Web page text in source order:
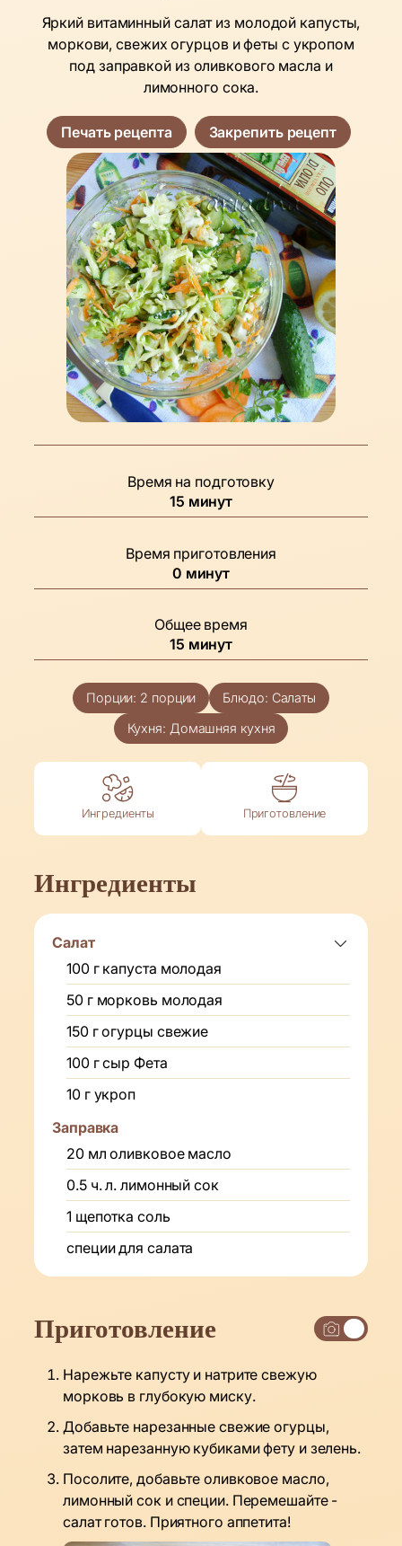
Яркий витаминный салат из молодой капусты,
моркови, свежих огурцов и феты с укропом
под заправкой из оливкового масла и
лимонного сока.
Печать рецепта Закрепить рецепт
Время на подготовку
15минуты
минут
Время приготовления
0минуты
минут
Общее время
15минуты
минут
Порции: 2 порции Блюдо: Салаты
Кухня: Домашняя кухня
Ингредиенты Приготовление
Ингредиенты
Салат
100 г капуста молодая
50 г морковь молодая
150 гогурцы свежие
100 гсыр Фета
10 г укроп
Заправка
20 мл оливковое масло
0.5 ч. л. лимонный сок
1 щепотка соль
специи для салата
Приготовление
Нарежьте капусту и натрите свежую
морковь в глубокую миску.
Добавьте нарезанные свежие огурцы,
затем нарезанную кубиками фету и зелень.
Посолите, добавьте оливковое масло,
лимонный сок и специи. Перемешайте -
салат готов. Приятного аппетита!